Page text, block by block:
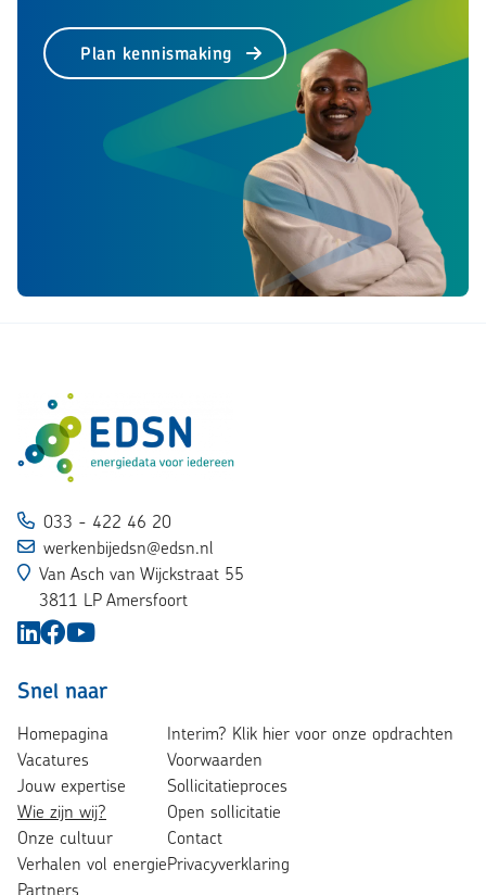
Plan kennismaking
033 - 422 46 20
werkenbijedsn@edsn.nl
Van Asch van Wijckstraat 55
3811 LP Amersfoort
Snel naar
Homepagina
Vacatures
Jouw expertise
Wie zijn wij?
Onze cultuur
Verhalen vol energie
Partners
Interim? Klik hier voor onze opdrachten
Voorwaarden
Sollicitatieproces
Open sollicitatie
Contact
Privacyverklaring